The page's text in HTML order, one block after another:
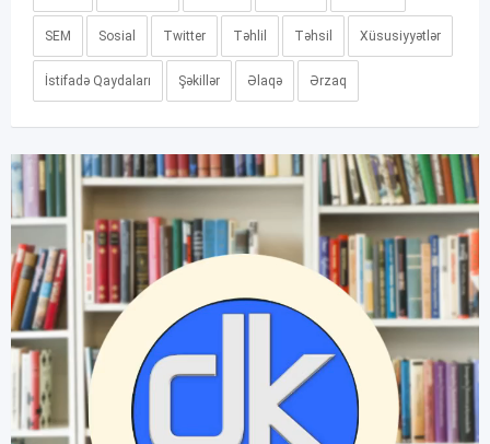
SEM Sosial Twitter Təhlil Təhsil Xüsusiyyətlər
İstifadə Qaydaları Şəkillər Əlaqə Ərzaq